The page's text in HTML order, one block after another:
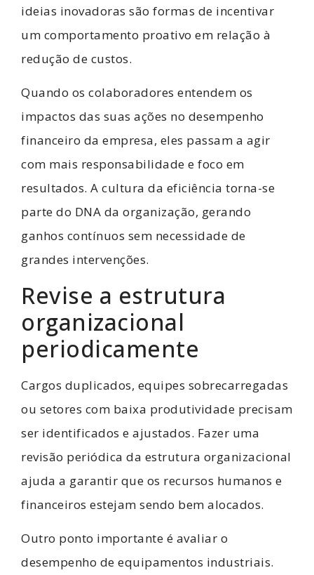
ideias inovadoras são formas de incentivar
um comportamento proativo em relação à
redução de custos.
Quando os colaboradores entendem os
impactos das suas ações no desempenho
financeiro da empresa, eles passam a agir
com mais responsabilidade e foco em
resultados. A cultura da eficiência torna-se
parte do DNA da organização, gerando
ganhos contínuos sem necessidade de
grandes intervenções.
Revise a estrutura
organizacional
periodicamente
Cargos duplicados, equipes sobrecarregadas
ou setores com baixa produtividade precisam
ser identificados e ajustados. Fazer uma
revisão periódica da estrutura organizacional
ajuda a garantir que os recursos humanos e
financeiros estejam sendo bem alocados.
Outro ponto importante é avaliar o
desempenho de equipamentos industriais.